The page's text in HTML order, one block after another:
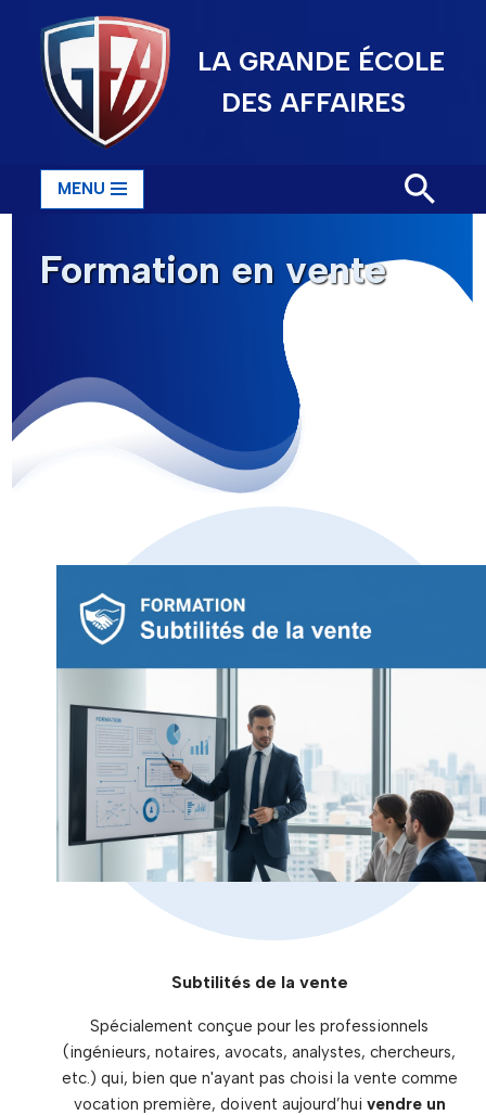
Aller
contenu
LA GRANDE ÉCOLE
DES AFFAIRES
MENU
Formation en vente
Subtilités de la vente
Spécialement conçue pour les professionnels
(ingénieurs, notaires, avocats, analystes, chercheurs,
etc.) qui, bien que n'ayant pas choisi la vente comme
vocation première, doivent aujourd’hui vendre un